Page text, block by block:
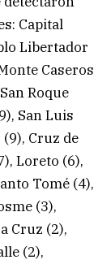
Capital
Libertador
Caseros
Roque
San Luis
Cruz de
Loreto (6),
Tomé (4),
(3),
Cruz (2),
(2),